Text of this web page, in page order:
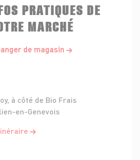
PRATIQUES DE
MARCHÉ
de magasin
à côté de Bio Frais
en-Genevois